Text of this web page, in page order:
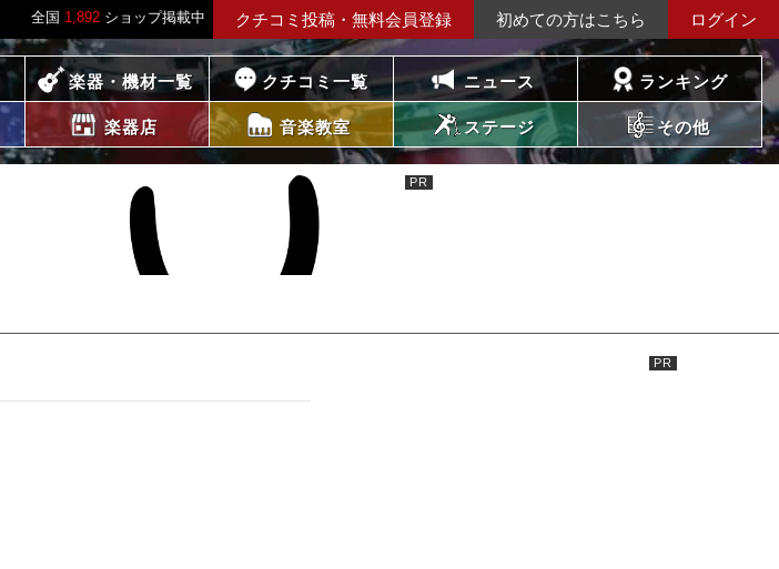
全国 1,892 ショップ掲載中 クチコミ投稿・無料会員登録 初めての方はこちら ログイン
楽器・機材一覧 クチコミ一覧 ニュース ランキング
楽器店 音楽教室 ステージ その他